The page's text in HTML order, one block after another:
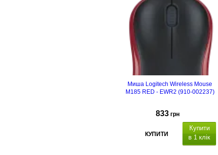
Миша Logitech Wireless Mouse
M185 RED - EWR2 (910-002237)
833 грн
КУПИТИ
Купити
в 1 клік